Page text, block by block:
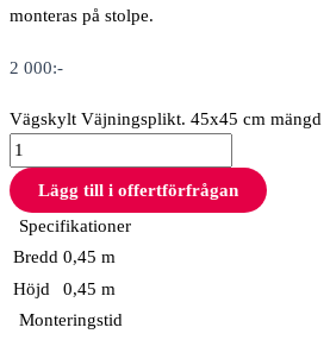
monteras på stolpe.
2 000:-
Vägskylt Väjningsplikt. 45x45 cm mängd
Lägg till i offertförfrågan
Specifikationer
Bredd 0,45 m
Höjd
0,45 m
Monteringstid